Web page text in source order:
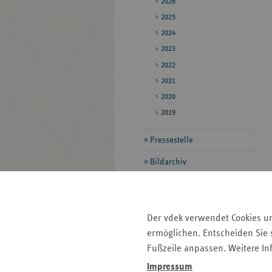
Der vdek verwendet Cookies
ermöglichen. Entscheiden
Fußzeile anpassen. Weitere
Impressum
2025
2024
2023
2022
2021
2020
2019
Pressestelle
Bildarchiv
Veröffentlichungen
Seitenleiste
Auf einen Blick